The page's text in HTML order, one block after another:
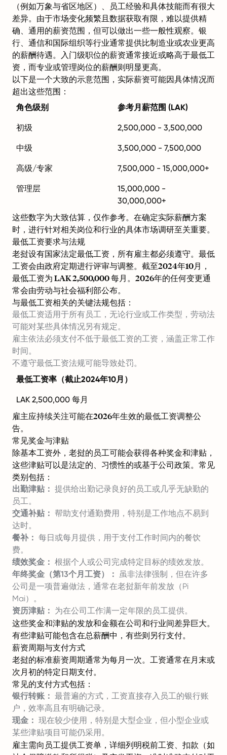
（例如万象与省区地区）、员工经验和具体技能而有很大
差异。由于市场变化频繁且数据获取有限，难以提供精
确、通用的薪资范围，但可以做出一些一般性观察。银
行、通信和国际组织等行业通常提供比制造业或农业更高
的薪酬待遇。入门级职位的薪资通常接近或略高于最低工
资，而专业或管理岗位的薪酬则明显更高。
以下是一个大致的示意范围，实际薪资可能因具体情况而
超出这些范围：
角色级别 参考月薪范围 (LAK)
初级 2,500,000 - 3,500,000
中级 3,500,000 - 7,500,000
高级/专家 7,500,000 - 15,000,000+
管理层
15,000,000 -
30,000,000+
这些数字为大致估算，仅作参考。在确定实际薪酬方案
时，进行针对相关岗位和行业的具体市场调研至关重要。
最低工资要求与法规
老挝设有国家法定最低工资，所有雇主都必须遵守。最低
工资会由政府定期进行评审与调整。截至2024年10月，
最低工资为 LAK 2,500,000 每月。2026年的任何变更通
常会由劳动与社会福利部公布。
与最低工资相关的关键法规包括：
最低工资适用于所有员工，无论行业或工作类型，劳动法
可能对某些具体情况另有规定。
雇主依法必须支付不低于最低工资的工资，涵盖正常工作
时间。
不遵守最低工资法规可能导致处罚。
最低工资率（截止2024年10月）
LAK 2,500,000 每月
雇主应持续关注可能在2026年生效的最低工资调整公
告。
常见奖金与津贴
除基本工资外，老挝的员工可能会获得各种奖金和津贴，
这些津贴可以是法定的、习惯性的或基于公司政策。常见
类别包括：
出勤津贴： 提供给出勤记录良好的员工或几乎无缺勤的
员工。
交通补贴： 帮助支付通勤费用，特别是工作地点不易到
达时。
餐补： 每日或每月提供，用于支付工作时间内的餐饮
费。
绩效奖金： 根据个人或公司完成特定目标的绩效发放。
年终奖金（第13个月工资）： 虽非法律强制，但在许多
公司是一项普遍做法，通常在老挝新年前发放（Pi
Mai）。
资历津贴： 为在公司工作满一定年限的员工提供。
这些奖金和津贴的发放和金额在公司和行业间差异巨大。
有些津贴可能包含在总薪酬中，有些则另行支付。
薪资周期与支付方式
老挝的标准薪资周期通常为每月一次。工资通常在月末或
次月初的特定日期支付。
常见的支付方式包括：
银行转账： 最普遍的方式，工资直接存入员工的银行账
户，效率高且有明确记录。
现金： 现在较少使用，特别是大型企业，但小型企业或
某些津贴项目可能仍采用。
雇主需向员工提供工资单，详细列明税前工资、扣款（如